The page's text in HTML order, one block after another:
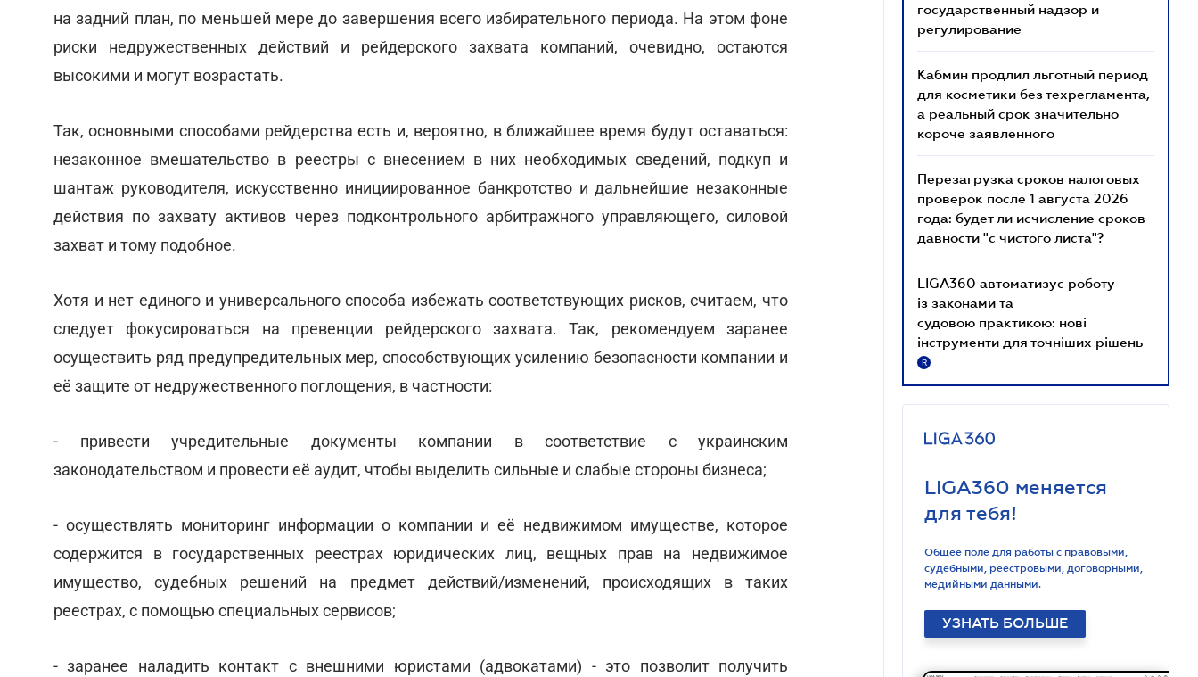
на задний план, по меньшей мере до завершения всего избирательного периода. На этом фоне
риски недружественных действий и рейдерского захвата компаний, очевидно, остаются
высокими и могут возрастать.
Так, основными способами рейдерства есть и, вероятно, в ближайшее время будут оставаться:
незаконное вмешательство в реестры с внесением в них необходимых сведений, подкуп и
шантаж руководителя, искусственно инициированное банкротство и дальнейшие незаконные
действия по захвату активов через подконтрольного арбитражного управляющего, силовой
захват и тому подобное.
Хотя и нет единого и универсального способа избежать соответствующих рисков, считаем, что
следует фокусироваться на превенции рейдерского захвата. Так, рекомендуем заранее
осуществить ряд предупредительных мер, способствующих усилению безопасности компании и
её защите от недружественного поглощения, в частности:
- привести учредительные документы компании в соответствие с украинским
законодательством и провести её аудит, чтобы выделить сильные и слабые стороны бизнеса;
- осуществлять мониторинг информации о компании и её недвижимом имуществе, которое
содержится в государственных реестрах юридических лиц, вещных прав на недвижимое
имущество, судебных решений на предмет действий/изменений, происходящих в таких
реестрах, с помощью специальных сервисов;
- заранее наладить контакт с внешними юристами (адвокатами) - это позволит получить
государственный надзор и
регулирование
Кабмин продлил льготный период
для косметики без техрегламента,
а реальный срок значительно
короче заявленного
Перезагрузка сроков налоговых
проверок после 1 августа 2026
года: будет ли исчисление сроков
давности "с чистого листа"?
LIGA360 автоматизує роботу
із законами та
судовою практикою: нові
інструменти для точніших рішень
R
LIGA360 меняется
для тебя!
Общее поле для работы с правовыми,
судебными, реестровыми, договорными,
медийными данными.
УЗНАТЬ БОЛЬШЕ